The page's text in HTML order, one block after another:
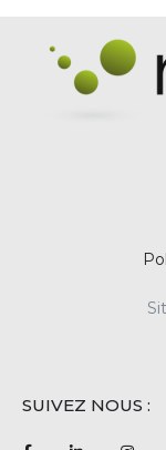
SUIVEZ NOUS :